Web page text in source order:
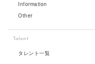
Information
Other
Talent
タレント一覧